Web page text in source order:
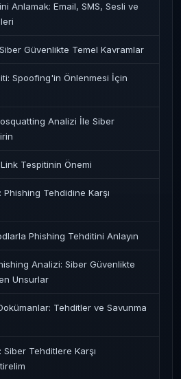
Anlamak: Email, SMS, Sesli ve
Güvenlikte Temel Kavramlar
Spoofing'in Önlenmesi İçin
Analizi İle Siber
Tespitinin Önemi
Phishing Tehdidine Karşı
Phishing Tehditini Anlayın
Analizi: Siber Güvenlikte
Unsurlar
Tehditler ve Savunma
Tehditlere Karşı